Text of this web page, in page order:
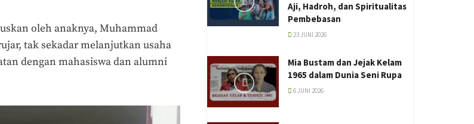
oleh anaknya, Muhammad
tak sekadar melanjutkan usaha
dengan mahasiswa dan alumni
Aji, Hadroh, dan Spiritualitas
Pembebasan
23 JUNI 2026
Mia Bustam dan Jejak Kelam
1965 dalam Dunia Seni Rupa
6 JUNI 2026